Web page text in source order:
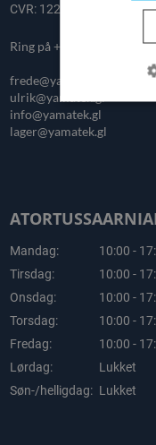
CVR: 12227329
Ring på +299 322277
frede@yamatek.gl
ulrik@yamatek.gl
info@yamatek.gl
lager@yamatek.gl
Mandag:
10:00 -
Tirsdag:
10:00 -
Onsdag:
10:00 -
Torsdag:
10:00 -
Fredag:
10:00 -
Lørdag:
Lukket
Søn-/helligdag: Lukket